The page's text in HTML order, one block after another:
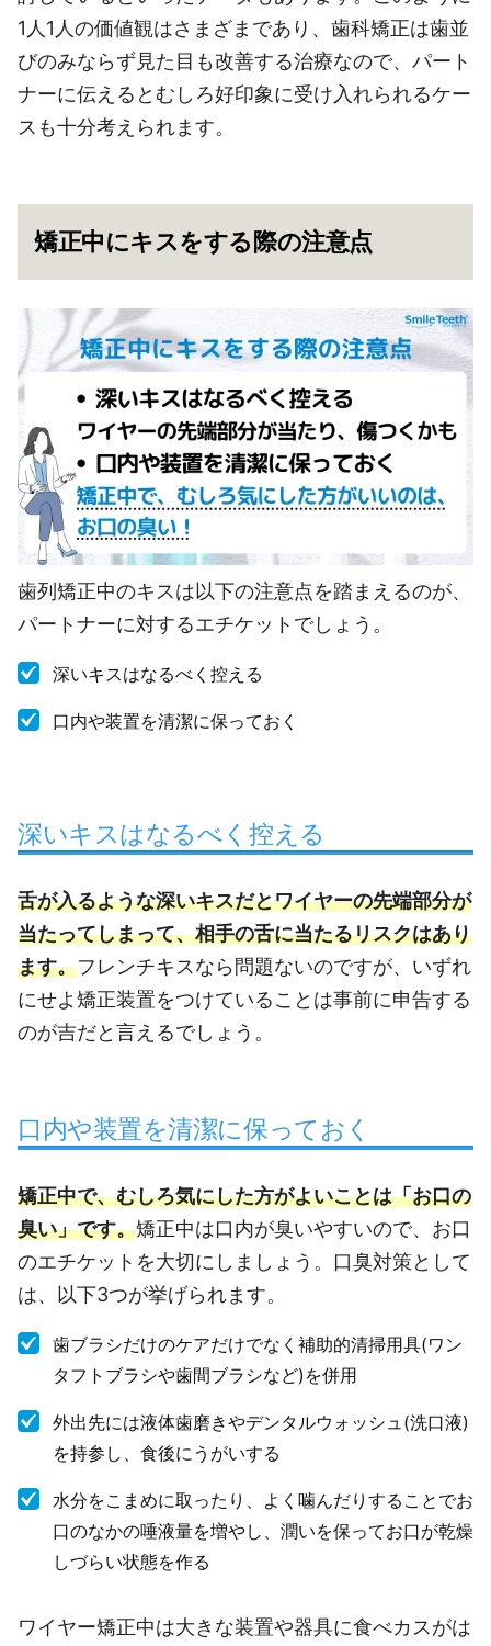
1人1人の価値観はさまざまであり、歯科矯正は歯並
びのみならず見た目も改善する治療なので、パート
ナーに伝えるとむしろ好印象に受け入れられるケー
スも十分考えられます。
矯正中にキスをする際の注意点
歯列矯正中のキスは以下の注意点を踏まえるのが、
パートナーに対するエチケットでしょう。
深いキスはなるべく控える
口内や装置を清潔に保っておく
深いキスはなるべく控える
舌が入るような深いキスだとワイヤーの先端部分が
当たってしまって、相手の舌に当たるリスクはあり
ます。フレンチキスなら問題ないのですが、いずれ
にせよ矯正装置をつけていることは事前に申告する
のが吉だと言えるでしょう。
口内や装置を清潔に保っておく
矯正中で、むしろ気にした方がよいことは「お口の
臭い」です。矯正中は口内が臭いやすいので、お口
のエチケットを大切にしましょう。口臭対策として
は、以下3つが挙げられます。
歯ブラシだけのケアだけでなく補助的清掃用具(ワン
タフトブラシや歯間ブラシなど)を併用
外出先には液体歯磨きやデンタルウォッシュ(洗口液)
を持参し、食後にうがいする
水分をこまめに取ったり、よく噛んだりすることでお
口のなかの唾液量を増やし、潤いを保ってお口が乾燥
しづらい状態を作る
ワイヤー矯正中は大きな装置や器具に食べカスがは